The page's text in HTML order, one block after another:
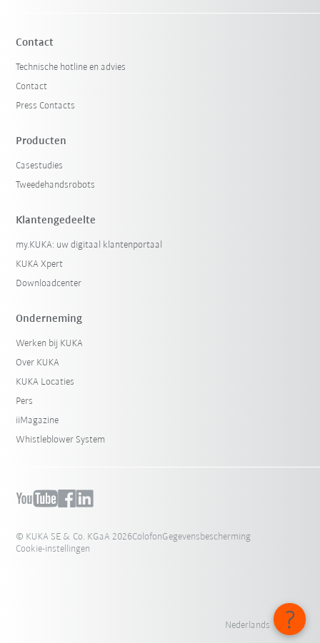
Contact
Technische hotline en advies
Contact
Press Contacts
Producten
Casestudies
Tweedehandsrobots
Klantengedeelte
my.KUKA: uw digitaal klantenportaal
KUKA Xpert
Downloadcenter
Onderneming
Werken bij KUKA
Over KUKA
KUKA Locaties
Pers
iiMagazine
Whistleblower System
© KUKA SE & Co. KGaA 2026ColofonGegevensbescherming
Cookie-instellingen
Nederlands - België